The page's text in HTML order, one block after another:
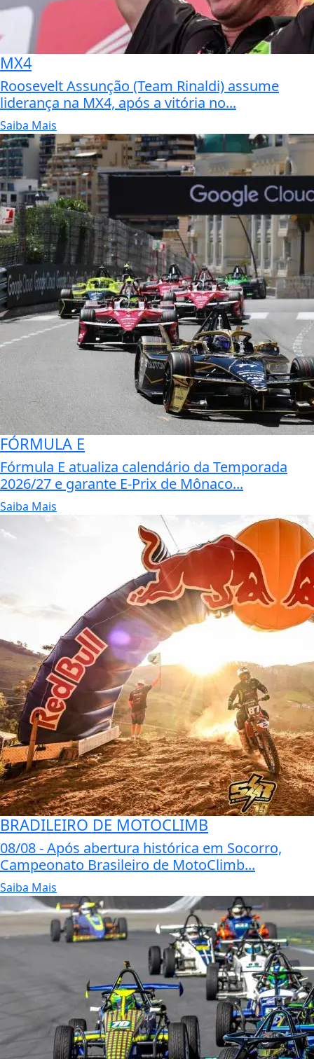
MX4
Roosevelt Assunção (Team Rinaldi) assume
liderança na MX4, após a vitória no...
Saiba Mais
FÓRMULA E
Fórmula E atualiza calendário da Temporada
2026/27 e garante E-Prix de Mônaco...
Saiba Mais
BRADILEIRO DE MOTOCLIMB
08/08 - Após abertura histórica em Socorro,
Campeonato Brasileiro de MotoClimb...
Saiba Mais